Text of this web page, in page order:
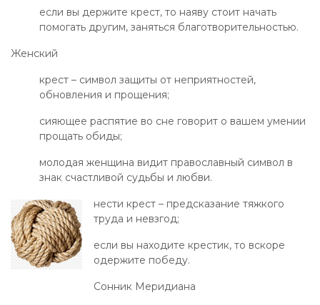
если вы держите крест, то наяву стоит начать
помогать другим, заняться благотворительностью.
Женский
крест – символ защиты от неприятностей,
обновления и прощения;
сияющее распятие во сне говорит о вашем умении
прощать обиды;
молодая женщина видит православный символ в
знак счастливой судьбы и любви.
нести крест – предсказание тяжкого
труда и невзгод;
если вы находите крестик, то вскоре
одержите победу.
Сонник Меридиана